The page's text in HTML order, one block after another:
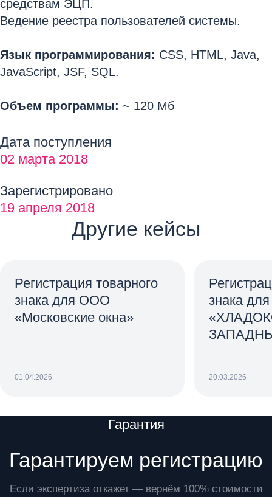
средствам ЭЦП.
Ведение реестра пользователей системы.
Язык программирования: CSS, HTML, Java,
JavaScript, JSF, SQL.
Объем программы: ~ 120 Мб
Дата поступления
02 марта 2018
Зарегистрировано
19 апреля 2018
Другие кейсы
Регистрация товарного
знака для ООО
«Московские окна»
01.04.2026
знака
20.03.2026
Гарантия
Гарантируем регистрацию
Если экспертиза откажет — вернём 100% стоимости